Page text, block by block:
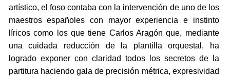
artístico, el foso contaba con la intervención de uno de los
maestros españoles con mayor experiencia e instinto
líricos como los que tiene Carlos Aragón que, mediante
una cuidada reducción de la plantilla orquestal, ha
logrado exponer con claridad todos los secretos de la
partitura haciendo gala de precisión métrica, expresividad